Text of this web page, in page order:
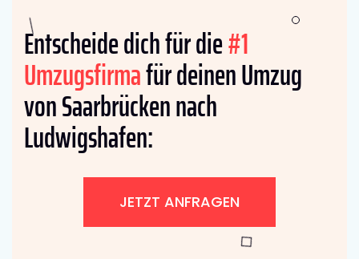
Entscheide dich für die#1
Umzugsfirmafür deinen Umzug
von Saarbrücken nach
Ludwigshafen:
JETZT ANFRAGEN